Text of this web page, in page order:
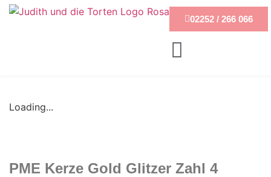
02252 / 266 066
Loading...
PME Kerze Gold Glitzer Zahl 4